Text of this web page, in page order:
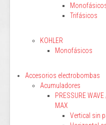
Trifásicos
KOHLER
Monofásicos
Accesorios electrobombas
Acumuladores
PRESSURE
MAX
Vertical sin